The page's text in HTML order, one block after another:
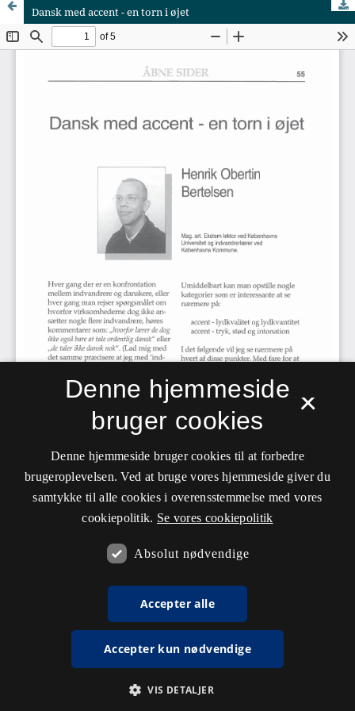
Dansk med accent - en torn i øjet
×
Denne hjemmeside
bruger cookies
Denne hjemmeside bruger cookies til at forbedre
brugeroplevelsen. Ved at bruge vores hjemmeside giver du
samtykke til alle cookies i overensstemmelse med vores
cookiepolitik. Se vores cookiepolitik
Absolut nødvendige
Accepter alle
Accepter kun nødvendige
VIS DETALJER